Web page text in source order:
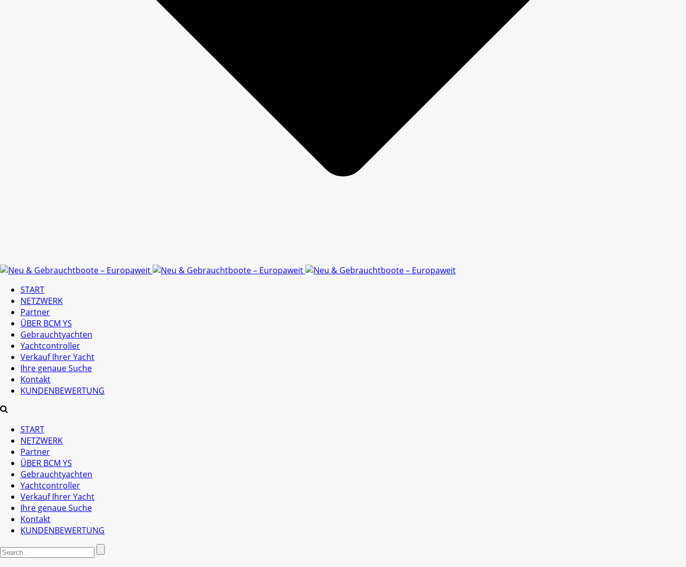
START
NETZWERK
Partner
ÜBER BCM YS
Gebrauchtyachten
Yachtcontroller
Verkauf Ihrer Yacht
Ihre genaue Suche
Kontakt
KUNDENBEWERTUNG
START
NETZWERK
Partner
ÜBER BCM YS
Gebrauchtyachten
Yachtcontroller
Verkauf Ihrer Yacht
Ihre genaue Suche
Kontakt
KUNDENBEWERTUNG